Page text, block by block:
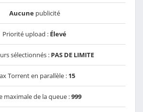
Aucunepublicité
Priorité upload : Élevé
sélectionnés : PAS DE LIMITE
Torrent en parallèle : 15
maximale de la queue :999